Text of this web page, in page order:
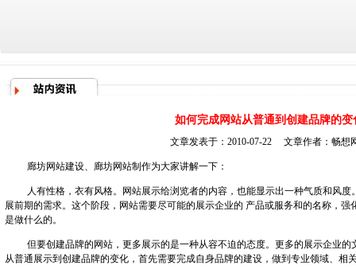
如何完成网站从普通到创建品牌的变
文章发表于：2010-07-22 文章作者： 畅想
廊坊网站建设、 廊坊网站制作为大家讲解一下：
人有性格，衣有风格。网站展示给浏览者的内容，也能显示出一种气质和风
展前期的需求。这个阶段，网站需要尽可能的展示企业的 产品或服务和的名称，
是做什么的。
但要创建品牌的网站，更多展示的是一种从容不迫的态度。更多的展示企业
从普通展示到创建品牌的变化，首先需要完成自身品牌的建设，做到专业领域、相